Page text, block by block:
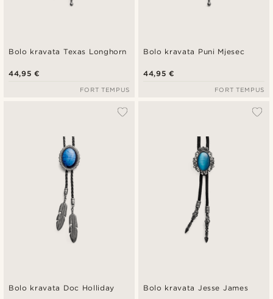
Bolo kravata Texas Longhorn
44,95 €
FORT TEMPUS
Bolo kravata Puni Mjesec
44,95 €
FORT TEMPUS
Bolo kravata Doc Holliday Bolo kravata Jesse James